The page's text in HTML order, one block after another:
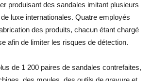
produisant des sandales imitant plusieurs
luxe internationales. Quatre employés
des produits, chacun étant chargé
afin de limiter les risques de détection.
de 1 200 paires de sandales contrefaites,